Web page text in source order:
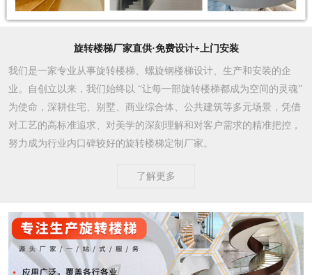
旋转楼梯厂家直供·免费设计+上门安装
我们是一家专业从事旋转楼梯、螺旋钢楼梯设计、生产和安装的企
业。自创立以来，我们始终以 “让每一部旋转楼梯都成为空间的灵魂”
为使命，深耕住宅、别墅、商业综合体、公共建筑等多元场景，凭借
对工艺的高标准追求、对美学的深刻理解和对客户需求的精准把控，
努力成为行业内口碑较好的旋转楼梯定制厂家。​
了解更多